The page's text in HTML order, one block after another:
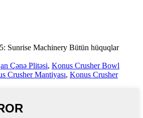
Sunrise Machinery Bütün hüquqlar
Çənə Plitəsi, Konus Crusher Bowl
Crusher Mantiyası, Konus Crusher